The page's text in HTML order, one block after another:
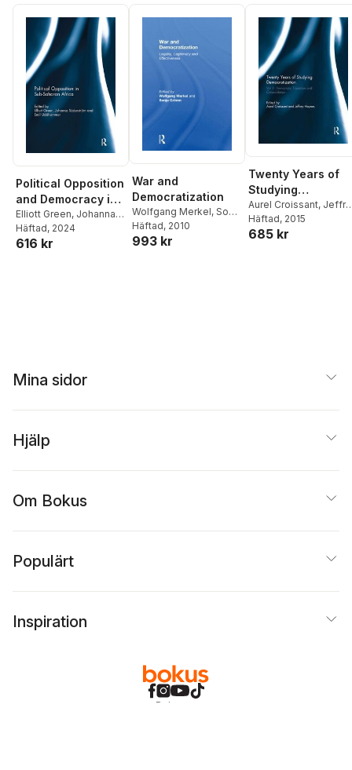
Political Opposition
and Democracy in
Sub-Saharan
Africa
Elliott Green, Johanna
Söderström,
Uddhammar
Häftad, 2024
616 kr
War and
Democratization
Wolfgang Merkel, Sonja
Grimm
Häftad, 2010
993 kr
Twenty Years of
Studying
Democratization
Aurel Croissant,
Haynes
Häftad, 2015
685 kr
Mina sidor
Hjälp
Om Bokus
Populärt
Inspiration
Bokus